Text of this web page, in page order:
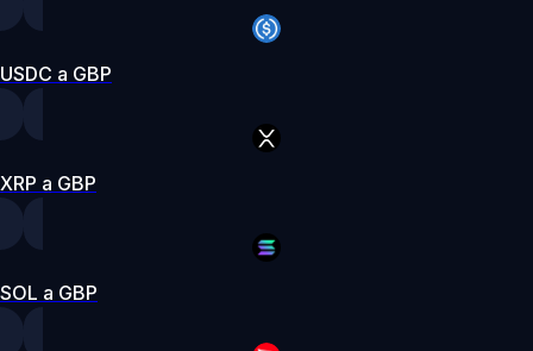
USDC a GBP
XRP a GBP
SOL a GBP